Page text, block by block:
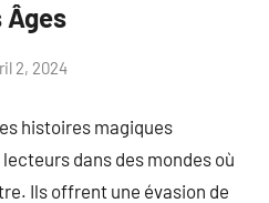
Âges
2, 2024
histoires magiques
dans des mondes où
Ils offrent une évasion de